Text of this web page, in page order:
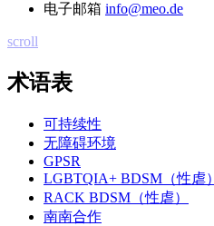
电子邮箱 info@meo.de
scroll
术语表
可持续性
无障碍环境
GPSR
LGBTQIA+ BDSM（性虐）
RACK BDSM（性虐）
南南合作